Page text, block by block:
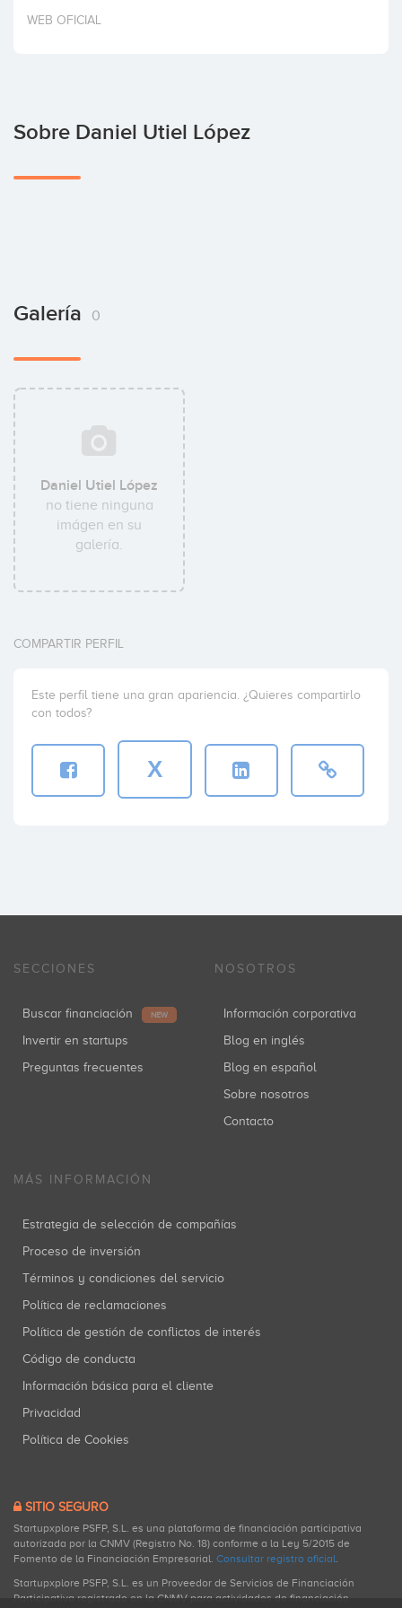
Invertir
WEB OFICIAL
Sobre Daniel Utiel López
Galería 0
Daniel Utiel López
no tiene ninguna
imágen en su
galería.
COMPARTIR PERFIL
Este perfil tiene una gran apariencia. ¿Quieres compartirlo
con todos?
X
SECCIONES
Buscar financiación NEW
Invertir en startups
Preguntas frecuentes
NOSOTROS
Información corporativa
Blog en inglés
Blog en español
Sobre nosotros
Contacto
MÁS INFORMACIÓN
Estrategia de selección de compañías
Proceso de inversión
Términos y condiciones del servicio
Política de reclamaciones
Política de gestión de conflictos de interés
Código de conducta
Información básica para el cliente
Privacidad
Política de Cookies
SITIO SEGURO
Startupxplore PSFP, S.L. es una plataforma de financiación participativa
autorizada por la CNMV (Registro No. 18) conforme a la Ley 5/2015 de
Fomento de la Financiación Empresarial. Consultar registro oficial.
Startupxplore PSFP, S.L. es un Proveedor de Servicios de Financiación
Participativa registrado en la CNMV para actividades de financiación